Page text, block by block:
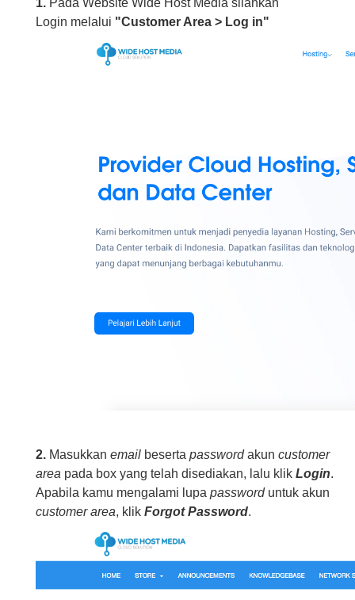
1. Pada Website Wide Host Media silahkan
Login melalui "Customer Area > Log in"
2. Masukkan email beserta passwordakun customer
area pada box yang telah disediakan, lalu klik Login.
Apabila kamu mengalami lupa passworduntuk akun
customer area, klik Forgot Password.